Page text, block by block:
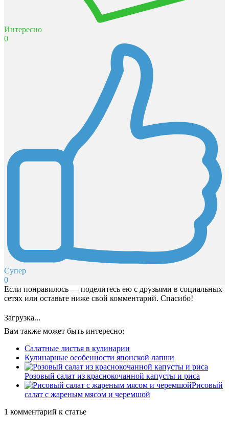
Интересно
0
Супер
0
Если понравилось — поделитесь ею с друзьями в социальных
сетях или оставьте ниже свой комментарий. Спасибо!
Загрузка...
Вам также может быть интересно:
Салатные листья в кулинарии
Кулинарные особенности японской лапши
Розовый салат из краснокочанной капусты и риса
Рисовый
салат с жареным мясом и черемшой
1 комментарий к статье